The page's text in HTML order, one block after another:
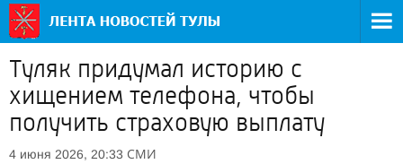
Туляк придумал историю с
хищением телефона, чтобы
получить страховую выплату
4 июня 2026, 20:33 СМИ